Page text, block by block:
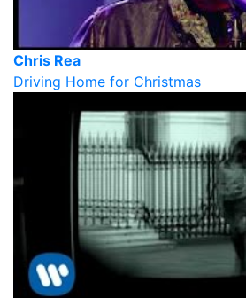
Chris Rea
Driving Home for Christmas